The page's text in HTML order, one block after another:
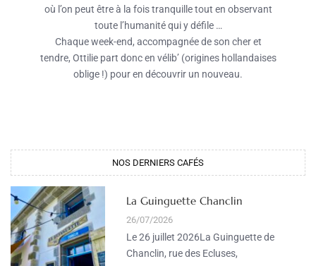
où l’on peut être à la fois tranquille tout en observant
toute l’humanité qui y défile …
Chaque week-end, accompagnée de son cher et
tendre, Ottilie part donc en vélib’ (origines hollandaises
oblige !) pour en découvrir un nouveau.
NOS DERNIERS CAFÉS​
La Guinguette Chanclin
26/07/2026
Le 26 juillet 2026La Guinguette de
Chanclin, rue des Ecluses,